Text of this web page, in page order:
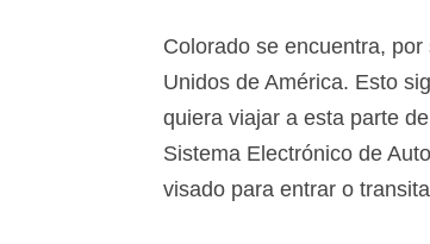
Colorado se encuentra,
Unidos de América. Esto
quiera viajar a esta parte
Sistema Electrónico de
visado para entrar o